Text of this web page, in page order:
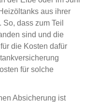
aus ihrer
dass zum Teil
sind und die
die Kosten dafür
für solche
Absicherung ist